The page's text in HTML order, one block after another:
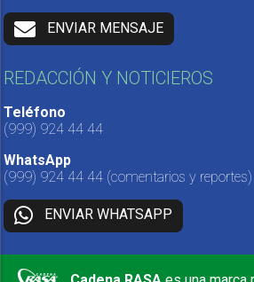
ENVIAR MENSAJE
REDACCIÓN Y NOTICIEROS
Teléfono
(999) 924 44 44
WhatsApp
(999) 924 44 44 (comentarios y reportes)
ENVIAR WHATSAPP